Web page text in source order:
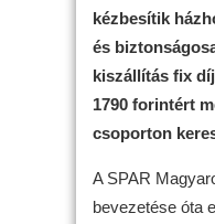
kézbesítik
és
kiszállítás fix
1790 forintért
csoporton
A SPAR
bevezetése óta